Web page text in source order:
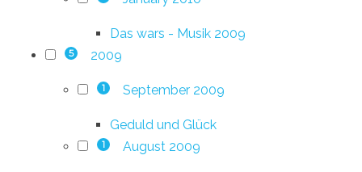
Das wars - Musik 2009
5 2009
1 September 2009
Geduld und Glück
1 August 2009